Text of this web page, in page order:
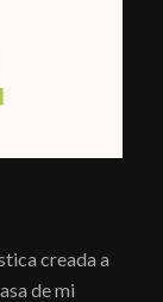
creada a
de mi